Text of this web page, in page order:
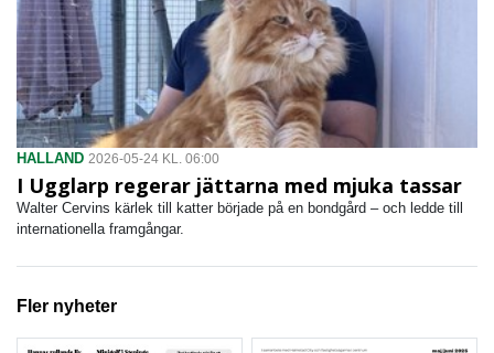
HALLAND 2026-05-24 KL. 06:00
I Ugglarp regerar jättarna med mjuka tassar
Walter Cervins kärlek till katter började på en bondgård – och ledde till
internationella framgångar.
Fler nyheter